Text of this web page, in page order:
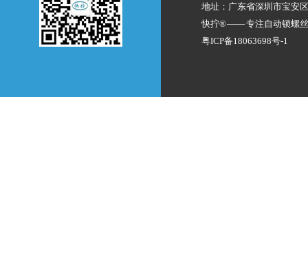
地址：广东省深圳市宝安
快拧® —— 专注自动锁螺
粤ICP备18063698号-1